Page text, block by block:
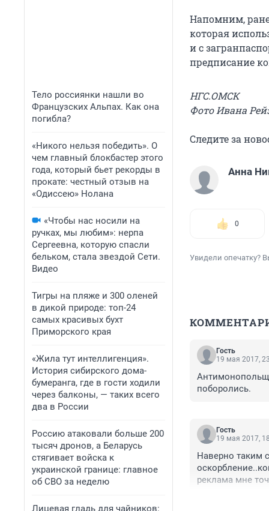
Тело россиянки нашли во
Французских Альпах. Как она
погибла?
«Никого нельзя победить». О
чем главный блокбастер этого
года, который бьет рекорды в
прокате: честный отзыв на
«Одиссею» Нолана
«Чтобы нас носили на
ручках, мы любим»: нерпа
Сергеевна, которую спасли
бельком, стала звездой Сети.
Видео
Тигры на пляже и 300 оленей
в дикой природе: топ-24
самых красивых бухт
Приморского края
«Жила тут интеллигенция».
История сибирского дома-
бумеранга, где в гости ходили
через балконы, — таких всего
два в России
Россию атаковали больше 200
тысяч дронов, а Беларусь
стягивает войска к
украинской границе: главное
об СВО за неделю
Лицевая гладь для чайников:
Напомним,
которая
и с
предписание
НГС.ОМСК
Фото Ивана
Следите за
Анна
0
Увидели опечатку?
Гость
19 мая 2017,
поборолись.
Гость
19 мая 2017,
Наверно таким
реклама мне